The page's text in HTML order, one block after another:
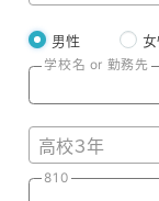
男性
学校名 or 勤務先
高校３年
810